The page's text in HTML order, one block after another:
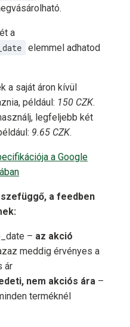
a
elemmel adhatod
a saját áron kívül
például: 150 CZK.
legfeljebb két
9.65 CZK.
a Google
a feedben
– az akció
meddig érvényes a
ár
nem akciós ára –
terméknél